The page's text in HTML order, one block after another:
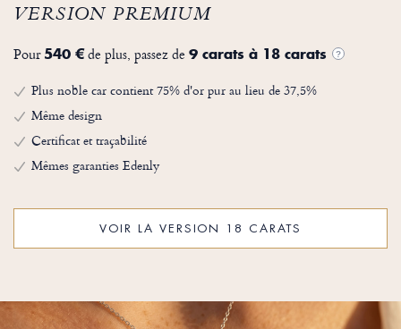
VERSION PREMIUM
Pour 540 €de plus, passez de 9 carats à 18 carats ?
Plus noble car contient 75% d'or pur au lieu de 37,5%
Même design
Certificat et traçabilité
Mêmes garanties Edenly
VOIR LA VERSION 18 CARATS